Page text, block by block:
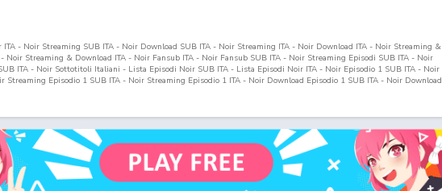
ITA - Noir Streaming SUB ITA - Noir Download SUB ITA - Noir Streaming ITA - Noir Download ITA - Noir Streaming &
Noir Streaming & Download ITA - Noir Fansub ITA - Noir Fansub SUB ITA - Noir Streaming Episodi SUB ITA - Noir
ITA - Noir Sottotitoli Italiani - Lista Episodi Noir SUB ITA - Lista Episodi Noir ITA - Noir Episodio 1 SUB ITA - Noir
Streaming Episodio 1 SUB ITA - Noir Streaming Episodio 1 ITA - Noir Download Episodio 1 SUB ITA - Noir Download